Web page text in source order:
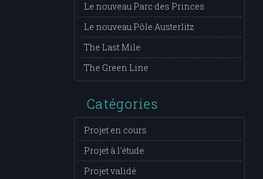
Le nouveau Parc des Princes
Le nouveau Pôle Austerlitz
The Last Mile
The Green Line
Catégories
Projet en cours
Projet à l'étude
Projet validé